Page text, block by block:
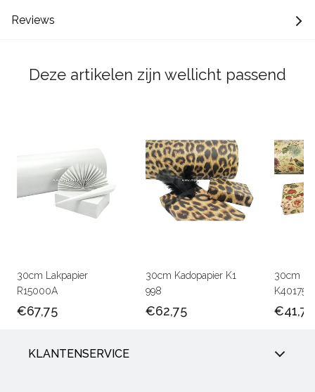
Reviews
Deze artikelen zijn wellicht passend
30cm Lakpapier
R15000A
€67,75
30cm Kadopapier K1
998
€62,75
30cm
€41,75
KLANTENSERVICE